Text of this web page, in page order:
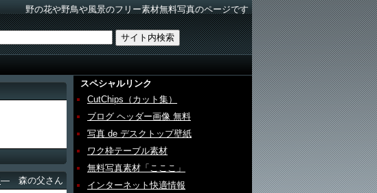
野の花や野鳥や風景のフリー素材無料写真のページです
― 森の父さん
スペシャルリンク
CutChips（カット集）
ブログ ヘッダー画像 無料
写真 de デスクトップ壁紙
ワク枠テーブル素材
無料写真素材「こここ」
インターネット快適情報